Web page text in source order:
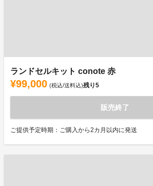
ランドセルキット conote 赤
¥99,000 (税込/送料込)残り5
販売終了
ご提供予定時期：ご購入から2カ月以内に発送